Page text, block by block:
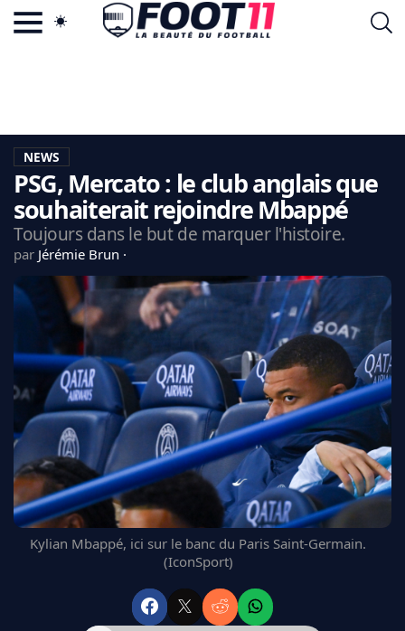
LA CHARTE
VIE PRIVÉE
CGU
CONTACTEZ-NOUS
MERCATO
CDM 2026
PSG
LIGUE 1
REAL MADRID
FC BARCELONE
MANCHESTER UNITED
CHELSEA
ARSENAL
BAYERN
L'AVIS DE LA RÉDAC'
NEWS
PSG, Mercato : le club anglais que
souhaiterait rejoindre Mbappé
Toujours dans le but de marquer l'histoire.
par Jérémie Brun
Kylian Mbappé, ici sur le banc du Paris Saint-Germain.
(IconSport)